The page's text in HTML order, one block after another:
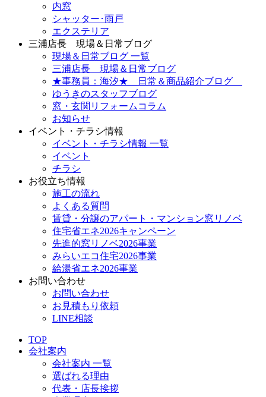
内窓
シャッター･雨戸
エクステリア
三浦店長 現場＆日常ブログ
現場＆日常ブログ 一覧
三浦店長 現場＆日常ブログ
★事務員：海汐★ 日常＆商品紹介ブログ
ゆうきのスタッフブログ
窓・玄関リフォームコラム
お知らせ
イベント・チラシ情報
イベント・チラシ情報 一覧
イベント
チラシ
お役立ち情報
施工の流れ
よくある質問
賃貸・分譲のアパート・マンション窓リノベ
住宅省エネ2026キャンペーン
先進的窓リノベ2026事業
みらいエコ住宅2026事業
給湯省エネ2026事業
お問い合わせ
お問い合わせ
お見積もり依頼
LINE相談
TOP
会社案内
会社案内 一覧
選ばれる理由
代表・店長挨拶